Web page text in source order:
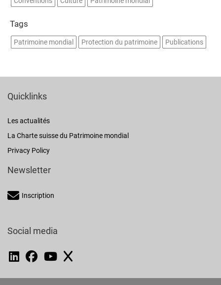
Tags
Patrimoine mondial Protection du patrimoine Publications
Quicklinks
Les actualités
La Charte suisse du Patrimoine mondial
Privacy Policy
Newsletter
Inscription
Social media